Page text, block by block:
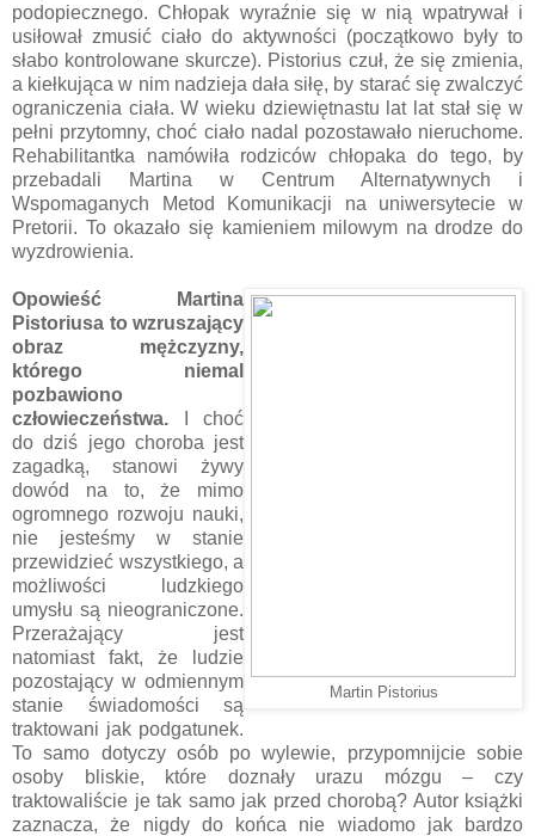
podopiecznego. Chłopak wyraźnie się w nią wpatrywał i
usiłował zmusić ciało do aktywności (początkowo były to
słabo kontrolowane skurcze). Pistorius czuł, że się zmienia,
a kiełkująca w nim nadzieja dała siłę, by starać się zwalczyć
ograniczenia ciała. W wieku dziewiętnastu lat lat stał się w
pełni przytomny, choć ciało nadal pozostawało nieruchome.
Rehabilitantka namówiła rodziców chłopaka do tego, by
przebadali Martina w Centrum Alternatywnych i
Wspomaganych Metod Komunikacji na uniwersytecie w
Pretorii. To okazało się kamieniem milowym na drodze do
wyzdrowienia.
Martin Pistorius
Opowieść Martina
Pistoriusa to wzruszający
obraz mężczyzny,
którego niemal
pozbawiono
człowieczeństwa. I choć
do dziś jego choroba jest
zagadką, stanowi żywy
dowód na to, że mimo
ogromnego rozwoju nauki,
nie jesteśmy w stanie
przewidzieć wszystkiego, a
możliwości ludzkiego
umysłu są nieograniczone.
Przerażający jest
natomiast fakt, że ludzie
pozostający w odmiennym
stanie świadomości są
traktowani jak podgatunek.
To samo dotyczy osób po wylewie, przypomnijcie sobie
osoby bliskie, które doznały urazu mózgu – czy
traktowaliście je tak samo jak przed chorobą? Autor książki
zaznacza, że nigdy do końca nie wiadomo jak bardzo